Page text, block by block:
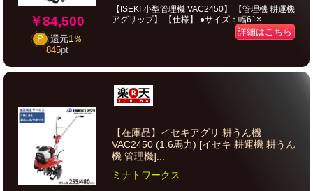
￥84,500
P 還元1％
845pt
【ISEKI 小型管理機 VAC2450】 【管理機 耕運機
アグリップ】 【仕様】 ●サイズ：幅61×...
詳細はこちら
【在庫品】イセキアグリ 耕うん機
VAC2450 (1.6馬力) [イセキ 耕運機 耕うん
機 管理機]...
ミナトワークス